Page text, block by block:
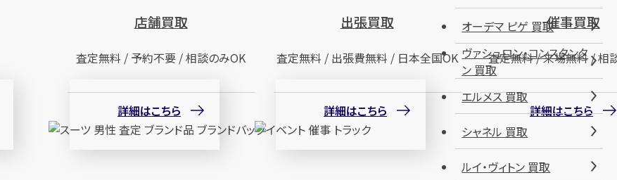
店舗買取
査定無料 / 予約不要 / 相談のみOK
詳細はこちら
出張買取
査定無料 / 出張費無料 / 日本全国OK
詳細はこちら
催事買取
査定無料 / 来場無料 / 相
詳細はこちら
オーデマ ピゲ 買取
ヴァシュロン・コンスタンタ
ン 買取
エルメス 買取
シャネル 買取
ルイ・ヴィトン 買取